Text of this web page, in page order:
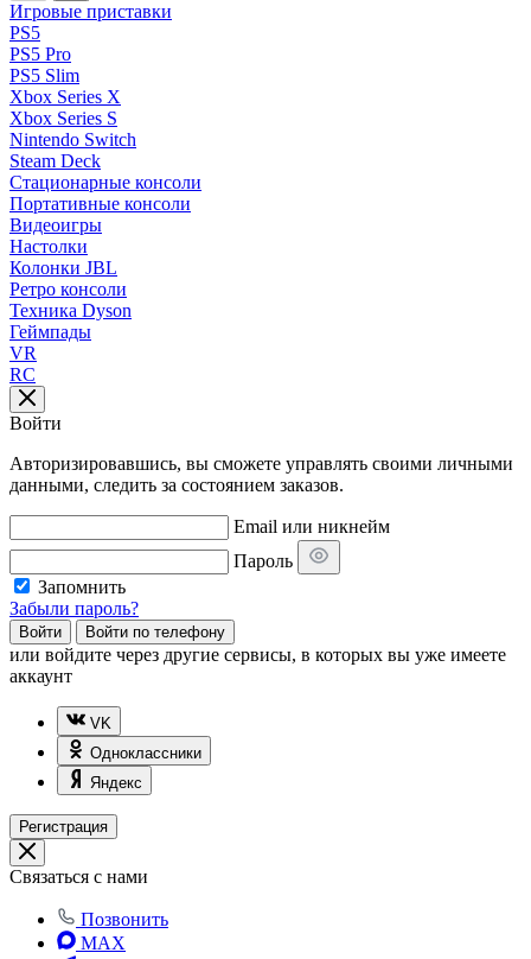
Игровые приставки
PS5
PS5 Pro
PS5 Slim
Xbox Series X
Xbox Series S
Nintendo Switch
Steam Deck
Стационарные консоли
Портативные консоли
Видеоигры
Настолки
Колонки JBL
Ретро консоли
Техника Dyson
Геймпады
VR
RC
Войти
Авторизировавшись, вы сможете управлять своими личными
данными, следить за состоянием заказов.
Email или никнейм
Пароль
Запомнить
Забыли пароль?
Войти Войти по телефону
или войдите через другие сервисы, в которых вы уже имеете
аккаунт
VK
Одноклассники
Яндекс
Регистрация
Связаться с нами
Позвонить
MAX